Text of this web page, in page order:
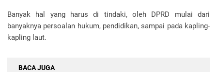
Banyak hal yang harus di tindaki, oleh DPRD mulai dari
banyaknya persoalan hukum, pendidikan, sampai pada kapling-
kapling laut.
BACA JUGA